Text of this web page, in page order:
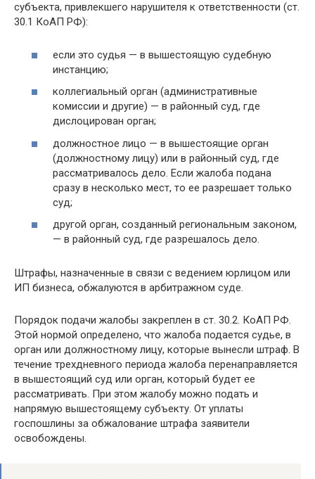
субъекта, привлекшего нарушителя к ответственности (ст.
30.1 КоАП РФ):
если это судья — в вышестоящую судебную
инстанцию;
коллегиальный орган (административные
комиссии и другие) — в районный суд, где
дислоцирован орган;
должностное лицо — в вышестоящие орган
(должностному лицу) или в районный суд, где
рассматривалось дело. Если жалоба подана
сразу в несколько мест, то ее разрешает только
суд;
другой орган, созданный региональным законом,
— в районный суд, где разрешалось дело.
Штрафы, назначенные в связи с ведением юрлицом или
ИП бизнеса, обжалуются в арбитражном суде.
Порядок подачи жалобы закреплен в ст. 30.2. КоАП РФ.
Этой нормой определено, что жалоба подается судье, в
орган или должностному лицу, которые вынесли штраф. В
течение трехдневного периода жалоба перенаправляется
в вышестоящий суд или орган, который будет ее
рассматривать. При этом жалобу можно подать и
напрямую вышестоящему субъекту. От уплаты
госпошлины за обжалование штрафа заявители
освобождены.